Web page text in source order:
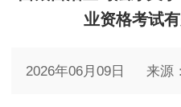
业资格考试
2026年06月09日 来源